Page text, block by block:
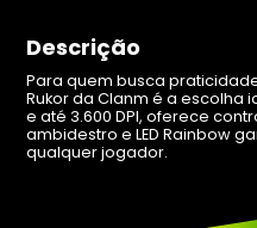
Teclados
Headsets
Mousepads
Descrição
Para quem busca
Rukor da Clanm é a escolha
e até 3.600 DPI, oferece
ambidestro e LED Rainbow
qualquer jogador.